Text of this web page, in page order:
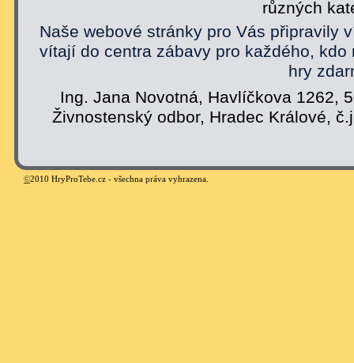
různých
Naše webové stránky pro Vás připravily
vítají do centra zábavy pro každého,
hry
Ing. Jana Novotná, Havlíčkova 1262,
Živnostenský odbor, Hradec Králové,
©2010 HryProTebe.cz - všechna práva vyhrazena.